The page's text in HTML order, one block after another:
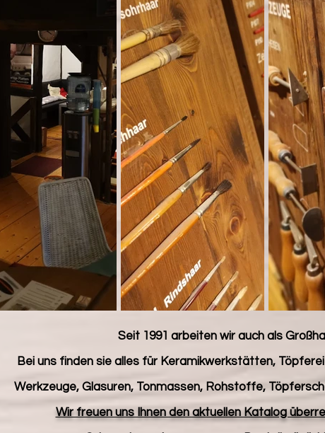
Seit 1991 arbeiten wir auch als
Bei uns finden sie alles für Keramikwerkstätten,
Werkzeuge, Glasuren, Tonmassen, Rohstoffe,
Wir freuen uns Ihnen den aktuellen Katalog